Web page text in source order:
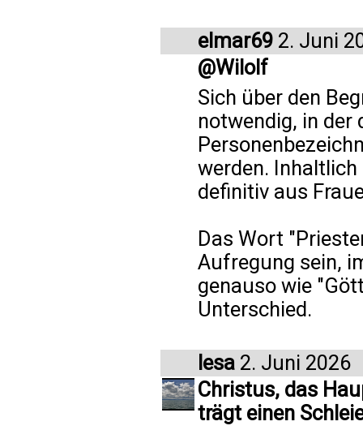
elmar69 2. Juni
@Wilolf
Sich über den
notwendig, in der
werden.
definitiv aus
Das Wort
Aufregung sein,
genauso wie
Unterschied.
lesa 2. Juni 2026
Christus, das
trägt einen